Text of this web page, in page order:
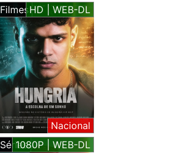
FilmesHD | WEB-DL
Nacional
Séries1080P | WEB-DL